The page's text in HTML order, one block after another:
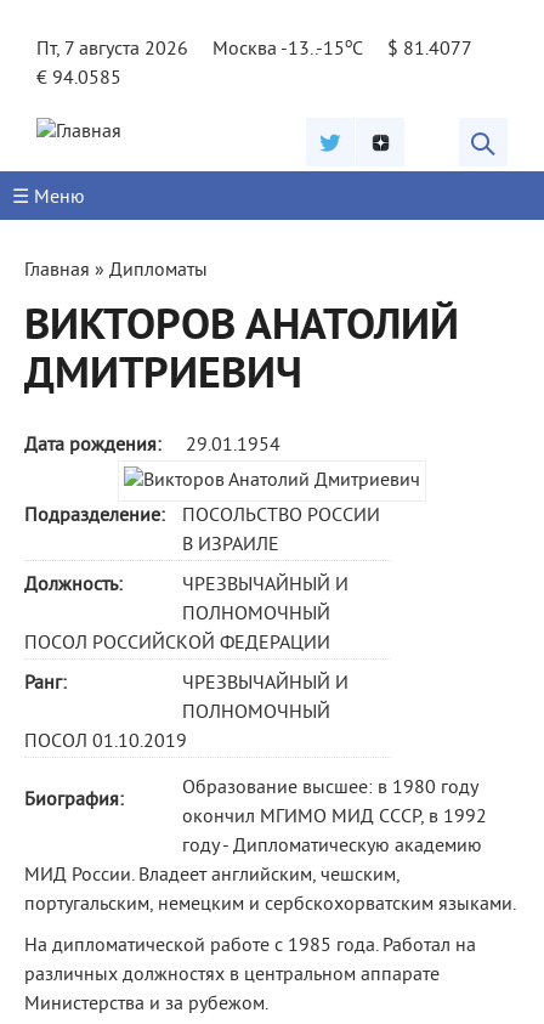
Пт, 7 августа 2026
Москва -13..-15oC
$ 81.4077
€ 94.0585
☰ Меню
Вы
здесь
Главная » Дипломаты
ВИКТОРОВ АНАТОЛИЙ
ДМИТРИЕВИЧ
Дата рождения: 29.01.1954
Подразделение:
ПОСОЛЬСТВО РОССИИ
В ИЗРАИЛЕ
Должность:
ЧРЕЗВЫЧАЙНЫЙ И
ПОЛНОМОЧНЫЙ
ПОСОЛ РОССИЙСКОЙ ФЕДЕРАЦИИ
Ранг:
ЧРЕЗВЫЧАЙНЫЙ И
ПОЛНОМОЧНЫЙ
ПОСОЛ 01.10.2019
Биография:
Образование высшее: в 1980 году
окончил МГИМО МИД СССР, в 1992
году - Дипломатическую академию
МИД России. Владеет английским, чешским,
португальским, немецким и сербскохорватским языками.
На дипломатической работе с 1985 года. Работал на
различных должностях в центральном аппарате
Министерства и за рубежом.